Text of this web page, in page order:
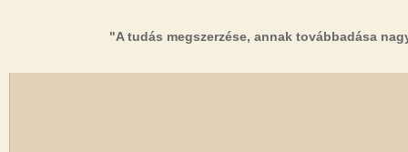
"A tudás megszerzése, annak továbbadása